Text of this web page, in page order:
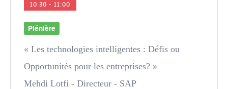
10:30 - 11:00
Plénière
« Les technologies intelligentes : Défis ou
Opportunités pour les entreprises? »
Mehdi Lotfi - Directeur - SAP